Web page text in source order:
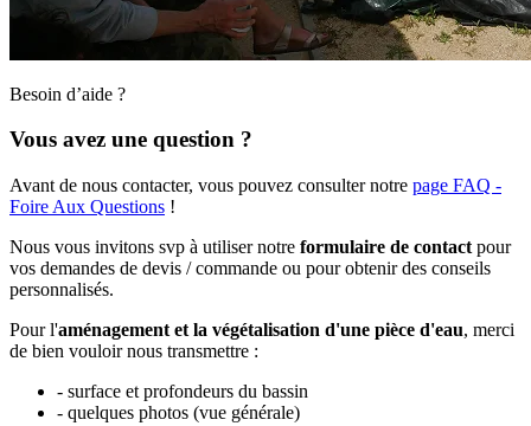
Besoin d’aide ?
Vous avez une question ?
Avant de nous contacter, vous pouvez consulter notre page FAQ -
Foire Aux Questions !
Nous vous invitons svp à utiliser notre formulaire de contact pour
vos demandes de devis / commande ou pour obtenir des conseils
personnalisés.
Pour l'aménagement et la végétalisation d'une pièce d'eau, merci
de bien vouloir nous transmettre :
- surface et profondeurs du bassin
- quelques photos (vue générale)